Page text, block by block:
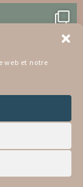
web et notre